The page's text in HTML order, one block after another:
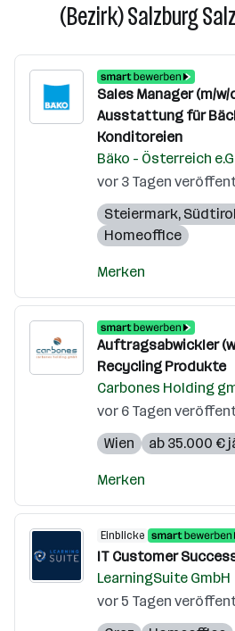
(Bezirk) Salzburg
Sales Manager (m/
Ausstattung für
Konditoreien
Bäko - Österreich
vor 3 Tagen
Steiermark, Südtirol
Homeoffice
Merken
Auftragsabwickler
Recycling Produkte
Carbones Holding
vor 6 Tagen
Wien
ab 35.000 €
Merken
Einblicke
IT Customer
LearningSuite GmbH
vor 5 Tagen